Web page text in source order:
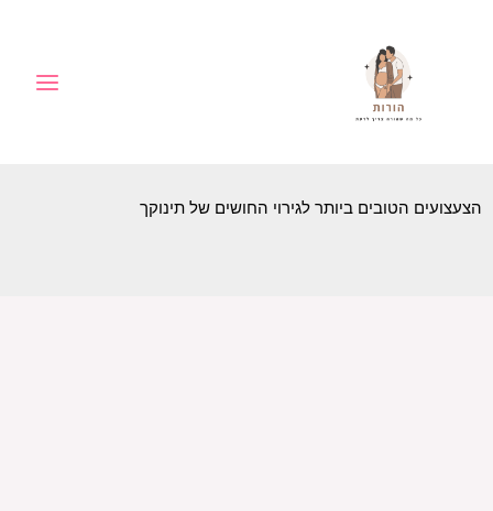
הצעצועים הטובים ביותר לגירוי החושים של תינוקך